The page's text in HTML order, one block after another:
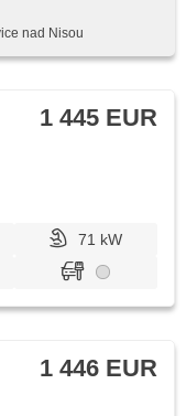
nad Nisou
1 445 EUR
71 kW
1 446 EUR